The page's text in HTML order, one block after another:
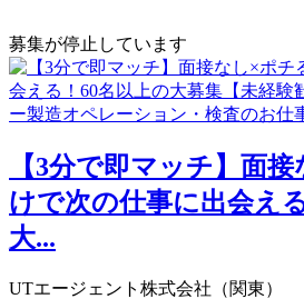
募集が停止しています
【3分で即マッチ】面
けで次の仕事に出会え
大...
UTエージェント株式会社（関東）